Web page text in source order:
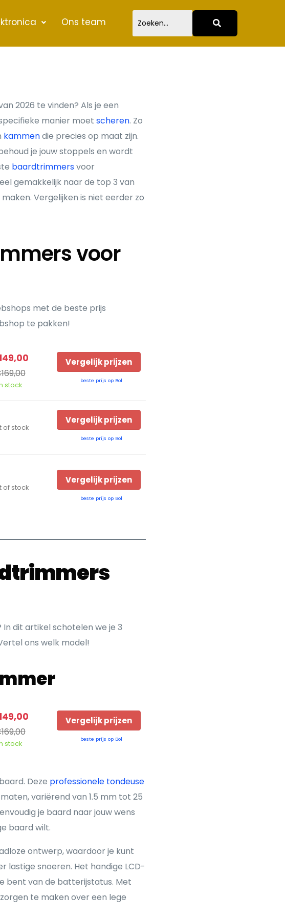
Ons team
2026 te vinden? Als je een
manier moet scheren. Zo
kammendie precies op maat zijn.
je jouw stoppels en wordt
baardtrimmersvoor
gemakkelijk naar de top 3 van
Vergelijken is niet eerder zo
voor
met de beste prijs
te pakken!
stock
Vergelijk prijzen
beste prijs op Bol
of stock
Vergelijk prijzen
beste prijs op Bol
of stock
Vergelijk prijzen
beste prijs op Bol
dit artikel schotelen we je 3
ons welk model!
stock
Vergelijk prijzen
beste prijs op Bol
Deze professionele tondeuse
variërend van 1.5 mm tot 25
je baard naar jouw wens
baard wilt.
ontwerp, waardoor je kunt
lastige snoeren. Het handige LCD-
bent van de batterijstatus. Met
te maken over een lege